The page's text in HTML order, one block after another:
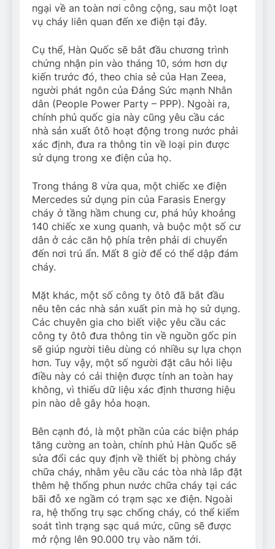
ngại về an toàn nơi công cộng, sau một loạt
vụ cháy liên quan đến xe điện tại đây.
Cụ thể, Hàn Quốc sẽ bắt đầu chương trình
chứng nhận pin vào tháng 10, sớm hơn dự
kiến trước đó, theo chia sẻ của Han Zeea,
người phát ngôn của Đảng Sức mạnh Nhân
dân (People Power Party – PPP). Ngoài ra,
chính phủ quốc gia này cũng yêu cầu các
nhà sản xuất ôtô hoạt động trong nước phải
xác định, đưa ra thông tin về loại pin được
sử dụng trong xe điện của họ.
Trong tháng 8 vừa qua, một chiếc xe điện
Mercedes sử dụng pin của Farasis Energy
cháy ở tầng hầm chung cư, phá hủy khoảng
140 chiếc xe xung quanh, và buộc một số cư
dân ở các căn hộ phía trên phải di chuyển
đến nơi trú ẩn. Mất 8 giờ để có thể dập đám
cháy.
Mặt khác, một số công ty ôtô đã bắt đầu
nêu tên các nhà sản xuất pin mà họ sử dụng.
Các chuyên gia cho biết việc yêu cầu các
công ty ôtô đưa thông tin về nguồn gốc pin
sẽ giúp người tiêu dùng có nhiều sự lựa chọn
hơn. Tuy vậy, một số người đặt câu hỏi liệu
điều này có cải thiện được tính an toàn hay
không, vì thiếu dữ liệu xác định thương hiệu
pin nào dễ gây hỏa hoạn.
Bên cạnh đó, là một phần của các biện pháp
tăng cường an toàn, chính phủ Hàn Quốc sẽ
sửa đổi các quy định về thiết bị phòng cháy
chữa cháy, nhằm yêu cầu các tòa nhà lắp đặt
thêm hệ thống phun nước chữa cháy tại các
bãi đỗ xe ngầm có trạm sạc xe điện. Ngoài
ra, hệ thống trụ sạc chống cháy, có thể kiểm
soát tình trạng sạc quá mức, cũng sẽ được
mở rộng lên 90.000 trụ vào năm tới.